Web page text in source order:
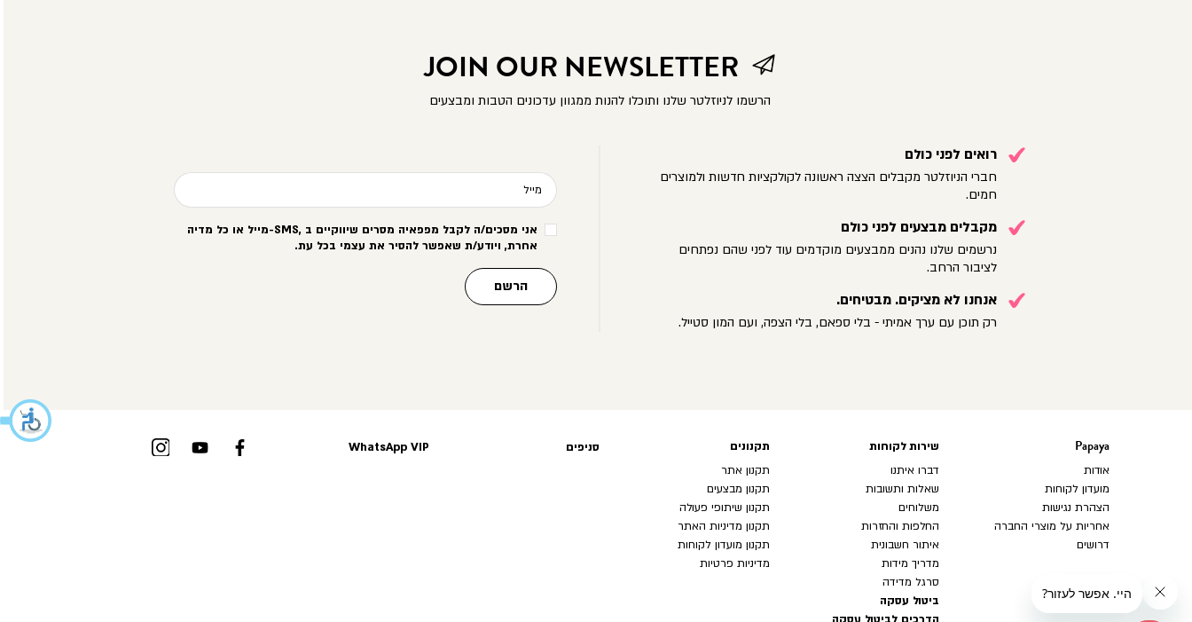
JOIN OUR NEWSLETTER
הרשמו לניוזלטר שלנו ותוכלו להנות ממגוון עדכונים הטבות ומבצעים
רואים לפני כולם
חברי הניוזלטר מקבלים הצצה ראשונה לקולקציות חדשות ולמוצרים
חמים.
מקבלים מבצעים לפני כולם
נרשמים שלנו נהנים ממבצעים מוקדמים עוד לפני שהם נפתחים
לציבור הרחב.
אנחנו לא מציקים. מבטיחים.
רק תוכן עם ערך אמיתי - בלי ספאם, בלי הצפה, ועם המון סטייל.
מייל
אני מסכים/ה לקבל מפפאיה מסרים שיווקיים ב -SMS,מייל או כל מדיה
אחרת, ויודע/ת שאפשר להסיר את עצמי בכל עת.
הרשם
Papaya
Papaya
אודות
מועדון לקוחות
הצהרת נגישות
אחריות על מוצרי החברה
דרושים
שירות
שירות לקוחות
דברו איתנו
שאלות ותשובות
משלוחים
החלפות והחזרות
איתור חשבונית
מדריך מידות
סרגל מדידה
ביטול עסקה
תקנונים
תקנונים
תקנון אתר
תקנון מבצעים
תקנון שיתופי פעולה
תקנון מדיניות האתר
תקנון מועדון לקוחות
מדיניות פרטיות
סניפים WhatsApp VIP